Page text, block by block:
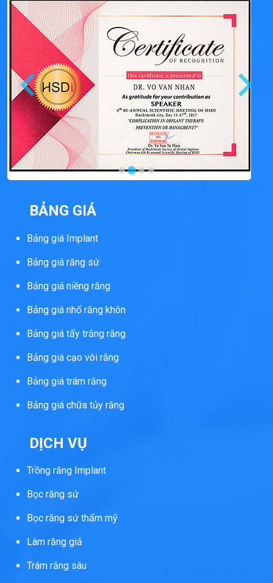
BẢNG GIÁ
Bảng giá Implant
Bảng giá răng sứ
Bảng giá niềng răng
Bảng giá nhổ răng khôn
Bảng giá tẩy trắng răng
Bảng giá cạo vôi răng
Bảng giá trám răng
Bảng giá chữa tủy răng
DỊCH VỤ
Trồng răng Implant
Bọc răng sứ
Bọc răng sứ thẩm mỹ
Làm răng giả
Trám răng sâu